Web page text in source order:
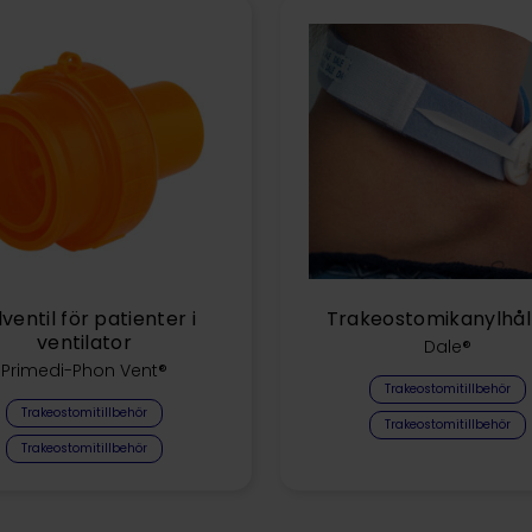
för patienter i
ventilator
Primedi-Phon Vent®
Trakeostomitillbehör
Trakeostomitillbehör
Dale®
Trakeostomitillbehör
Trakeostomitillbehör